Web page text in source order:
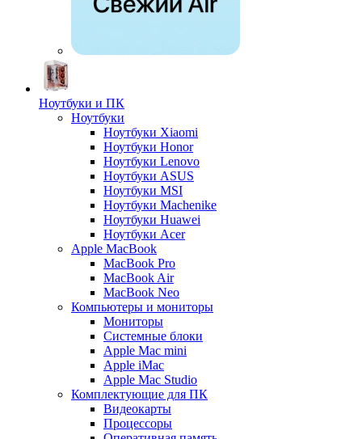
Ноутбуки и ПК
Ноутбуки
Ноутбуки Xiaomi
Ноутбуки Honor
Ноутбуки Lenovo
Ноутбуки ASUS
Ноутбуки MSI
Ноутбуки Machenike
Ноутбуки Huawei
Ноутбуки Acer
Apple MacBook
MacBook Pro
MacBook Air
MacBook Neo
Компьютеры и мониторы
Мониторы
Системные блоки
Apple Mac mini
Apple iMac
Apple Mac Studio
Комплектующие для ПК
Видеокарты
Процессоры